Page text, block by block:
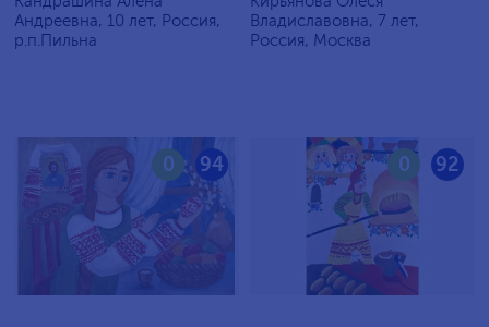
Андреевна, 10 лет, Россия,
р.п.Пильна
Владиславовна, 7 лет,
Россия, Москва
94
0 92
0